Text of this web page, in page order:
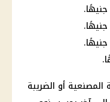
أو الضريبة